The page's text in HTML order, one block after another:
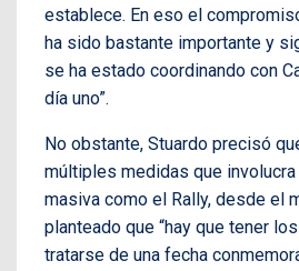
establece. En eso el
ha sido bastante importante y
se ha estado coordinando con
día uno”.
No obstante, Stuardo precisó
múltiples medidas que
masiva como el Rally, desde el
planteado que “hay que tener
tratarse de una fecha